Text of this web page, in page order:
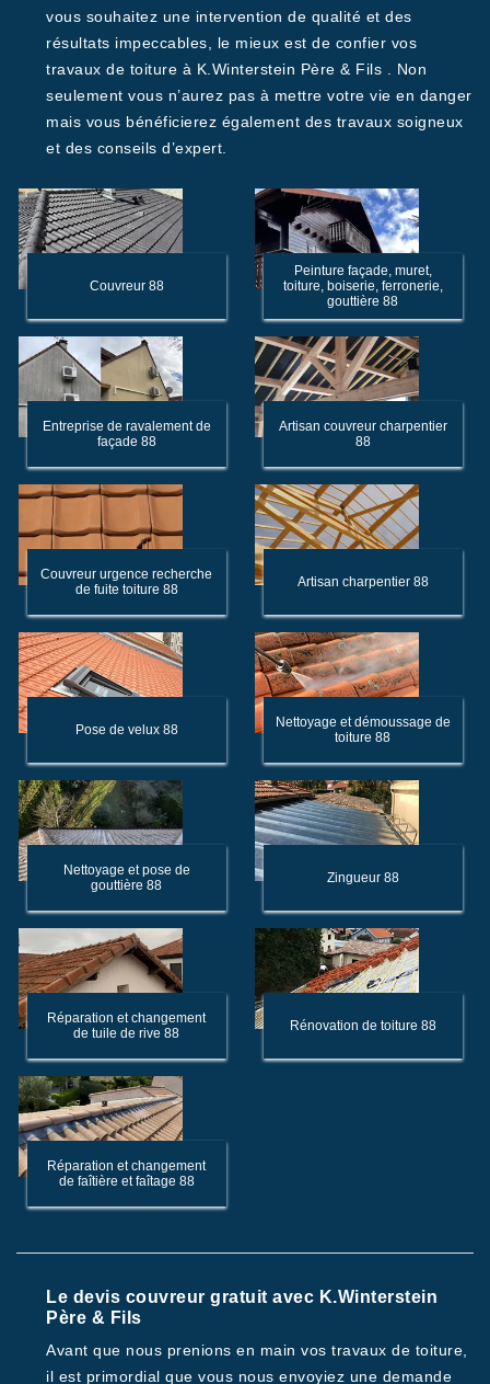
vous souhaitez une intervention de qualité et des
résultats impeccables, le mieux est de confier vos
travaux de toiture à K.Winterstein Père & Fils . Non
seulement vous n’aurez pas à mettre votre vie en danger
mais vous bénéficierez également des travaux soigneux
et des conseils d’expert.
Couvreur 88
Peinture façade, muret,
toiture, boiserie, ferronerie,
gouttière 88
Entreprise de ravalement de
façade 88
Artisan couvreur charpentier
88
Couvreur urgence recherche
de fuite toiture 88
Artisan charpentier 88
Pose de velux 88
Nettoyage et démoussage de
toiture 88
Nettoyage et pose de
gouttière 88
Zingueur 88
Réparation et changement
de tuile de rive 88
Rénovation de toiture 88
Réparation et changement
de faîtière et faîtage 88
Le devis couvreur gratuit avec K.Winterstein
Père & Fils
Avant que nous prenions en main vos travaux de toiture,
il est primordial que vous nous envoyiez une demande